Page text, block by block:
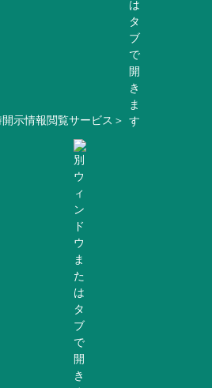
示情報閲覧サービス＞